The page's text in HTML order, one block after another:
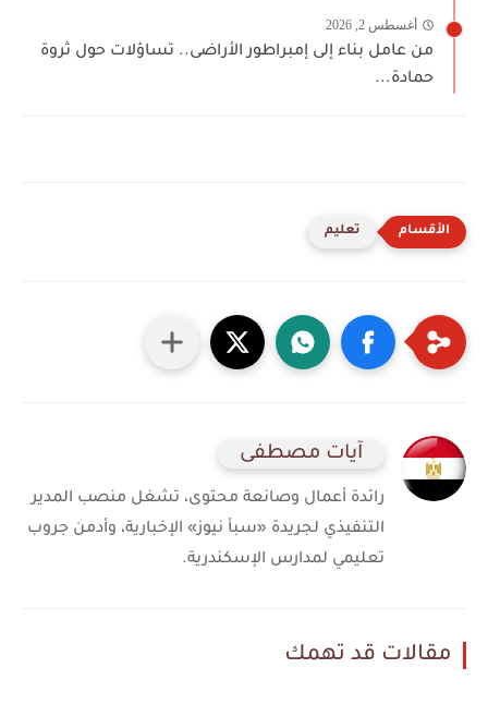
أغسطس 2, 2026
من عامل بناء إلى إمبراطور الأراضى.. تساؤلات حول ثروة
حمادة...
تعليم
آيات مصطفى
رائدة أعمال وصانعة محتوى، تشغل منصب المدير
التنفيذي لجريدة «سبأ نيوز» الإخبارية، وأدمن جروب
تعليمي لمدارس الإسكندرية.
مقالات قد تهمك